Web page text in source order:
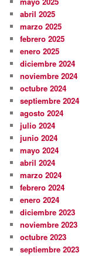
abril 2025
marzo 2025
febrero 2025
enero 2025
diciembre 2024
noviembre 2024
octubre 2024
septiembre 2024
agosto 2024
julio 2024
junio 2024
mayo 2024
abril 2024
marzo 2024
febrero 2024
enero 2024
diciembre 2023
noviembre 2023
octubre 2023
septiembre 2023